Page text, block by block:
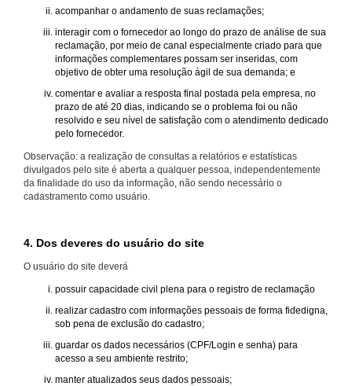
acompanhar o andamento de suas reclamações;
interagir com o fornecedor ao longo do prazo de análise de sua
reclamação, por meio de canal especialmente criado para que
informações complementares possam ser inseridas, com
objetivo de obter uma resolução ágil de sua demanda; e
comentar e avaliar a resposta final postada pela empresa, no
prazo de até 20 dias, indicando se o problema foi ou não
resolvido e seu nível de satisfação com o atendimento dedicado
pelo fornecedor.
Observação: a realização de consultas a relatórios e estatísticas
divulgados pelo site é aberta a qualquer pessoa, independentemente
da finalidade do uso da informação, não sendo necessário o
cadastramento como usuário.
4. Dos deveres do usuário do site
O usuário do site deverá
possuir capacidade civil plena para o registro de reclamação
realizar cadastro com informações pessoais de forma fidedigna,
sob pena de exclusão do cadastro;
guardar os dados necessários (CPF/Login e senha) para
acesso a seu ambiente restrito;
manter atualizados seus dados pessoais;